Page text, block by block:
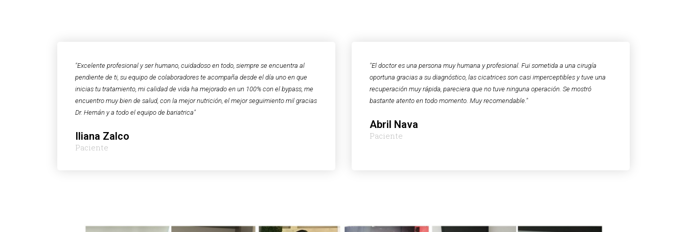
"Excelente profesional y ser humano, cuidadoso en todo, siempre se encuentra al
pendiente de ti, su equipo de colaboradores te acompaña desde el día uno en que
inicias tu tratamiento, mi calidad de vida ha mejorado en un 100% con el bypass, me
encuentro muy bien de salud, con la mejor nutrición, el mejor seguimiento mil gracias
Dr. Hernán y a todo el equipo de bariatrica"
Iliana Zalco
Paciente
"El doctor es una persona muy humana y profesional. Fui sometida a una cirugía
oportuna gracias a su diagnóstico, las cicatrices son casi imperceptibles y tuve una
recuperación muy rápida, pareciera que no tuve ninguna operación. Se mostró
bastante atento en todo momento. Muy recomendable."
Abril Nava
Paciente